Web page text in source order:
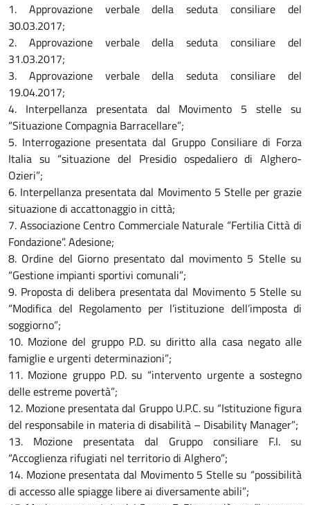
1. Approvazione verbale della seduta consiliare del
30.03.2017;
2. Approvazione verbale della seduta consiliare del
31.03.2017;
3. Approvazione verbale della seduta consiliare del
19.04.2017;
4. Interpellanza presentata dal Movimento 5 stelle su
“Situazione Compagnia Barracellare”;
5. Interrogazione presentata dal Gruppo Consiliare di Forza
Italia su “situazione del Presidio ospedaliero di Alghero-
Ozieri”;
6. Interpellanza presentata dal Movimento 5 Stelle per grazie
situazione di accattonaggio in città;
7. Associazione Centro Commerciale Naturale “Fertilia Città di
Fondazione”. Adesione;
8. Ordine del Giorno presentato dal movimento 5 Stelle su
“Gestione impianti sportivi comunali”;
9. Proposta di delibera presentata dal Movimento 5 Stelle su
“Modifica del Regolamento per l’istituzione dell’imposta di
soggiorno”;
10. Mozione del gruppo P.D. su diritto alla casa negato alle
famiglie e urgenti determinazioni”;
11. Mozione gruppo P.D. su “intervento urgente a sostegno
delle estreme povertà”;
12. Mozione presentata dal Gruppo U.P.C. su “Istituzione figura
del responsabile in materia di disabilità – Disability Manager”;
13. Mozione presentata dal Gruppo consiliare F.I. su
“Accoglienza rifugiati nel territorio di Alghero”;
14. Mozione presentata dal Movimento 5 Stelle su “possibilità
di accesso alle spiagge libere ai diversamente abili”;